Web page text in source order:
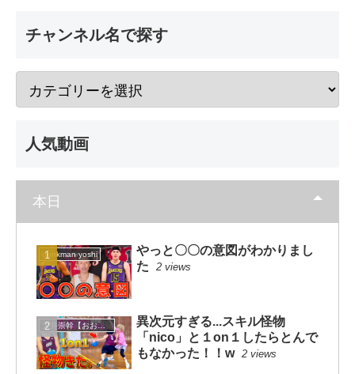
チャンネル名で探す
人気動画
本日
dunkman yoshi
やっと〇〇の意図がわかりまし
た
2 views
大井崇幹【おおいたかよし】
異次元すぎる...スキル怪物
「nico」と１on１したらとんで
もなかった！！w 2 views